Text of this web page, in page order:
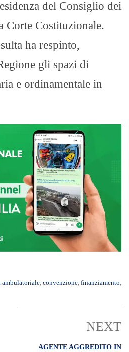
del Consiglio dei
Corte Costituzionale.
ha respinto,
gli spazi di
e ordinamentale in
ambulatoriale, convenzione, finanziamento,
NEXT
AGENTE AGGREDITO IN